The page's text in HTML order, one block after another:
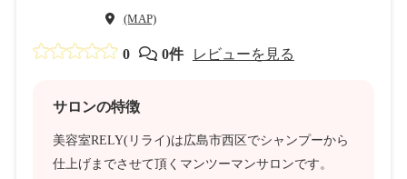
(MAP)
0 0件 レビューを見る
サロンの特徴
美容室RELY(リライ)は広島市西区でシャンプーから
仕上げまでさせて頂くマンツーマンサロンです。